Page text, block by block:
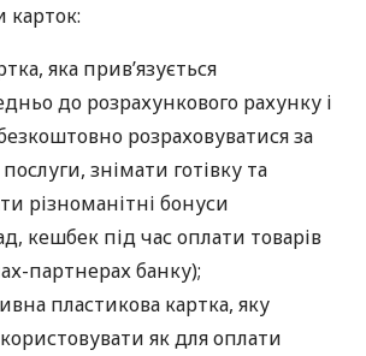
карток:
яка прив’язується
до розрахункового рахунку і
розраховуватися за
знімати готівку та
різноманітні бонуси
кешбек під час оплати товарів
партнерах банку);
пластикова картка, яку
як для оплати